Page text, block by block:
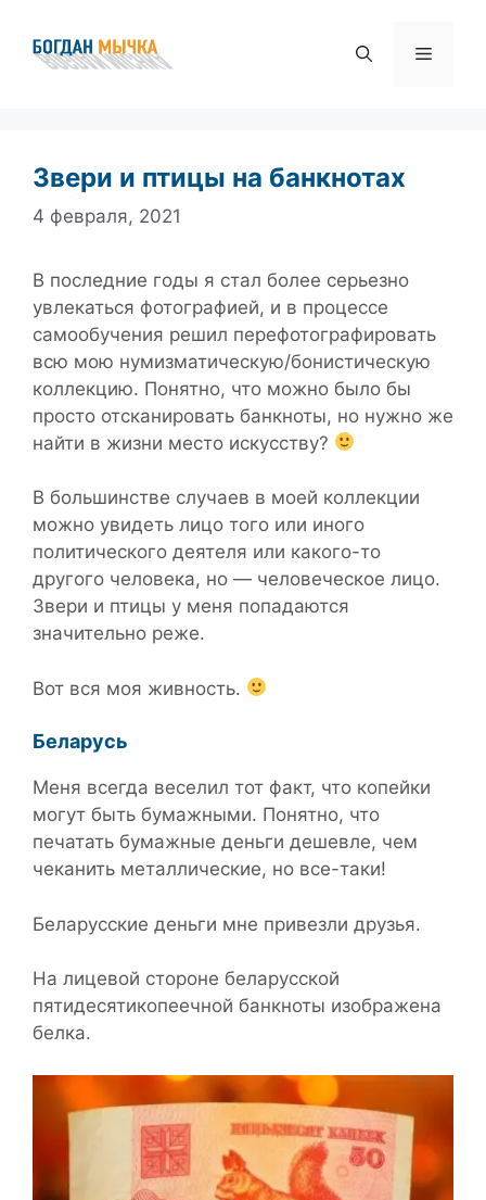
содержимому
Меню
Звери и птицы на банкнотах
4 февраля, 2021
В последние годы я стал более серьезно
увлекаться фотографией, и в процессе
самообучения решил перефотографировать
всю мою нумизматическую/бонистическую
коллекцию. Понятно, что можно было бы
просто отсканировать банкноты, но нужно же
найти в жизни место искусству?
В большинстве случаев в моей коллекции
можно увидеть лицо того или иного
политического деятеля или какого-то
другого человека, но — человеческое лицо.
Звери и птицы у меня попадаются
значительно реже.
Вот вся моя живность.
Беларусь
Меня всегда веселил тот факт, что копейки
могут быть бумажными. Понятно, что
печатать бумажные деньги дешевле, чем
чеканить металлические, но все-таки!
Беларусские деньги мне привезли друзья.
На лицевой стороне беларусской
пятидесятикопеечной банкноты изображена
белка.